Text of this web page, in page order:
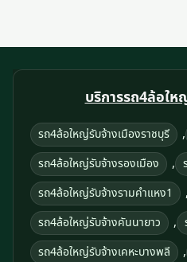
บริการรถ4ล้อใ
รถ4ล้อใหญ่รับจ้างเมืองราชบุรี ,
รถ4ล้อใหญ่รับจ้างรองเมือง ,
รถ4ล้อใหญ่รับจ้างรามคําแหง1 ,
รถ4ล้อใหญ่รับจ้างคันนายาว ,
รถ4ล้อใหญ่รับจ้างเคหะบางพลี ,